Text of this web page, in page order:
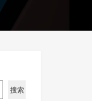
搜索